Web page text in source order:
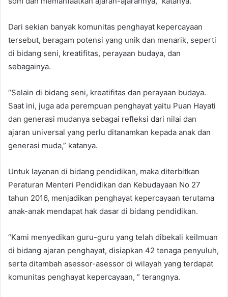
Dari sekian banyak komunitas penghayat kepercayaan
tersebut, beragam potensi yang unik dan menarik, seperti
di bidang seni, kreatifitas, perayaan budaya, dan
sebagainya.
“Selain di bidang seni, kreatifitas dan perayaan budaya.
Saat ini, juga ada perempuan penghayat yaitu Puan Hayati
dan generasi mudanya sebagai refleksi dari nilai dan
ajaran universal yang perlu ditanamkan kepada anak dan
generasi muda,” katanya.
Untuk layanan di bidang pendidikan, maka diterbitkan
Peraturan Menteri Pendidikan dan Kebudayaan No 27
tahun 2016, menjadikan penghayat kepercayaan terutama
anak-anak mendapat hak dasar di bidang pendidikan.
“Kami menyedikan guru-guru yang telah dibekali keilmuan
di bidang ajaran penghayat, disiapkan 42 tenaga penyuluh,
serta ditambah asessor-asessor di wilayah yang terdapat
komunitas penghayat kepercayaan, ” terangnya.